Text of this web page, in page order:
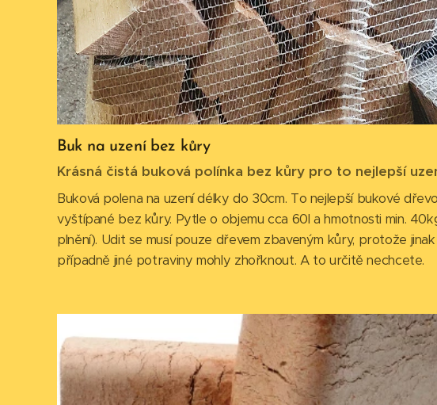
Buk na uzení bez kůry
Krásná čistá buková polínka bez kůry pro to nejlepší
Buková polena na uzení délky do 30cm. To nejlepší bukové
vyštípané bez kůry. Pytle o objemu cca 60l a hmotnosti min.
plnění). Udit se musí pouze dřevem zbaveným kůry, protože
případně jiné potraviny mohly zhořknout. A to určitě nechcete.